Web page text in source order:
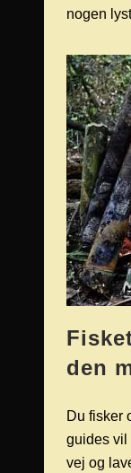
nogen
den
Du fisker
guides vil
vej og